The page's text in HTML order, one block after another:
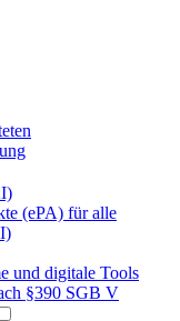
(ePA) für alle
und digitale Tools
§390 SGB V